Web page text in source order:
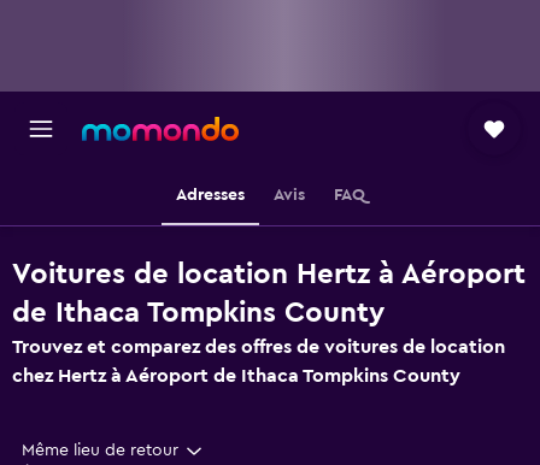
Adresses Avis FAQ
Voitures de location Hertz à Aéroport
de Ithaca Tompkins County
Trouvez et comparez des offres de voitures de location
chez Hertz à Aéroport de Ithaca Tompkins County
Même lieu de retour